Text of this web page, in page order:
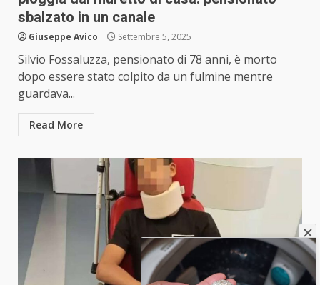
sbalzato in un canale
Giuseppe Avico Settembre 5, 2025
Silvio Fossaluzza, pensionato di 78 anni, è morto
dopo essere stato colpito da un fulmine mentre
guardava...
Read More